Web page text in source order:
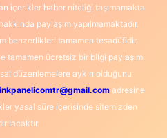
içerikler haber niteliği taşımamakta
paylaşım yapılmamaktadır.
benzerlikleri tamamen tesadüfidir.
tamamen ücretsiz bir bilgi paylaşım
düzenlemelere aykırı olduğunu
adresine
yasal süre içerisinde sitemizden